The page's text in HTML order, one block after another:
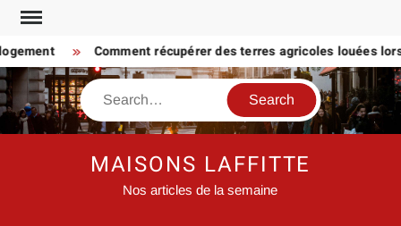
Skip
content
Comment récupérer des terres agricoles louées
Search
MAISONS LAFFITTE
Nos articles de la semaine